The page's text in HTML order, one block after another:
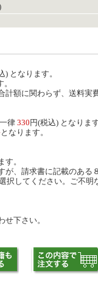
) となります。
計額に関わらず、送料実
律 330 円(税込) となります
となります。
。
、請求書に記載のある
択してください。ご不
下さい。